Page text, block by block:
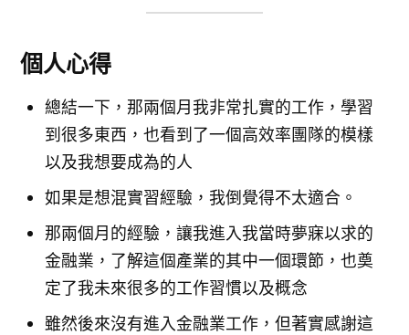
個人心得
總結一下，那兩個月我非常扎實的工作，學習
到很多東西，也看到了一個高效率團隊的模樣
以及我想要成為的人
如果是想混實習經驗，我倒覺得不太適合。
那兩個月的經驗，讓我進入我當時夢寐以求的
金融業，了解這個產業的其中一個環節，也奠
定了我未來很多的工作習慣以及概念
雖然後來沒有進入金融業工作，但著實感謝這